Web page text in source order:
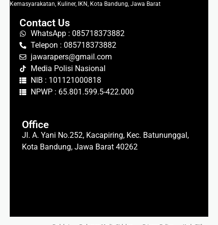
Kemasyarakatan, Kuliner, IKN, Kota Bandung, Jawa Barat
Contact Us
WhatsApp : 085718373882
Telepon : 085718373882
jawarapers@gmail.com
Media Polisi Nasional
NIB : 101121000818
NPWP : 65.801.599.5-422.000
Office
Jl. A. Yani No.252, Kacapiring, Kec. Batununggal,
Kota Bandung, Jawa Barat 40262